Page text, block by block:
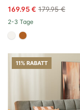
169.95 € 179.95 €
2-3 Tage
#f5f3ef#b06023
11% RABATT